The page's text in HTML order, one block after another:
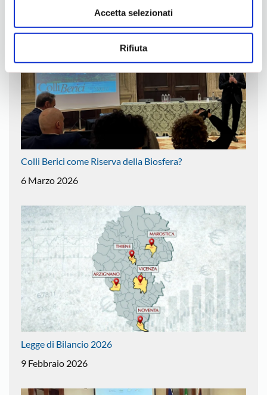
Accetta selezionati
Rifiuta
Colli Berici come Riserva della Biosfera?
6 Marzo 2026
Legge di Bilancio 2026
9 Febbraio 2026